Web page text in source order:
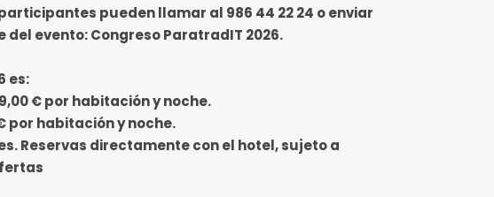
pueden llamar al 986 44 22 24 o enviar
evento: Congreso ParatradIT 2026.
es:
€ por habitación y noche.
por habitación y noche.
Reservas directamente con el hotel, sujeto a